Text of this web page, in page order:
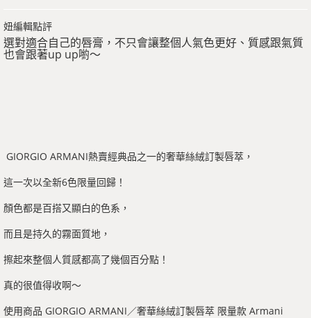
妞編輯點評
選對適合自己的唇膏，不只會讓整個人氣色更好、質感跟氣質
也會跟著up up喲～
GIORGIO ARMANI熱賣經典品之一的奢華絲絨訂製唇萃，
這一次以全新6色限量回歸！
顏色都是百搭又顯白的色系，
而且是持久的霧面質地，
擦起來整個人質感都高了幾個百分點！
真的很值得收啊～
使用商品 GIORGIO ARMANI／奢華絲絨訂製唇萃 限量款 Armani